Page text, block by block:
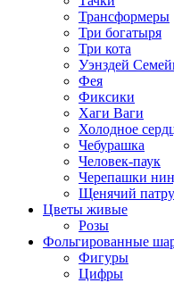
Трансформеры
Три богатыря
Три кота
Уэнздей
Фея
Фиксики
Хаги Ваги
Холодное
Чебурашка
Человек-паук
Черепашки
Щенячий
Цветы живые
Розы
Фольгированные
Фигуры
Цифры